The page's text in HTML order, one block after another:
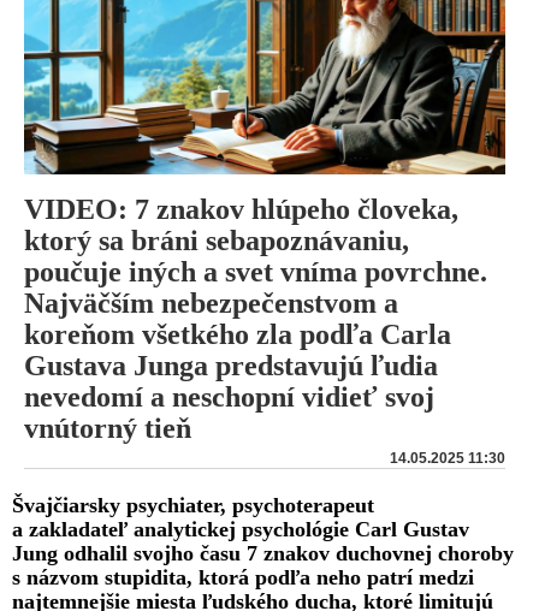
VIDEO: 7 znakov hlúpeho človeka,
ktorý sa bráni sebapoznávaniu,
poučuje iných a svet vníma povrchne.
Najväčším nebezpečenstvom a
koreňom všetkého zla podľa Carla
Gustava Junga predstavujú ľudia
nevedomí a neschopní vidieť svoj
vnútorný tieň
14.05.2025 11:30
Švajčiarsky psychiater, psychoterapeut
a zakladateľ analytickej psychológie Carl Gustav
Jung odhalil svojho času 7 znakov duchovnej choroby
s názvom stupidita, ktorá podľa neho patrí medzi
najtemnejšie miesta ľudského ducha, ktoré limitujú